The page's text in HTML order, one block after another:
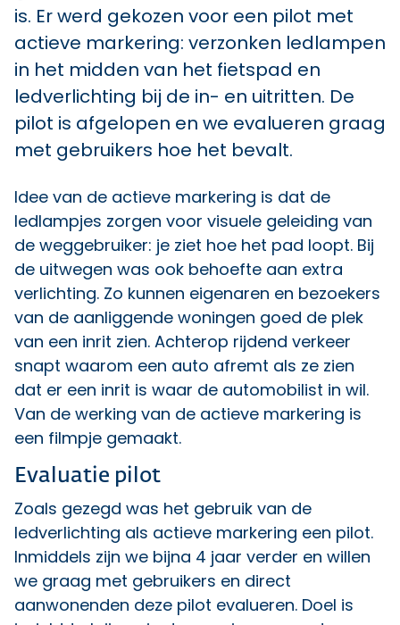
is. Er werd gekozen voor een pilot met
actieve markering: verzonken ledlampen
in het midden van het fietspad en
ledverlichting bij de in- en uitritten. De
pilot is afgelopen en we evalueren graag
met gebruikers hoe het bevalt.
Idee van de actieve markering is dat de
ledlampjes zorgen voor visuele geleiding van
de weggebruiker: je ziet hoe het pad loopt. Bij
de uitwegen was ook behoefte aan extra
verlichting. Zo kunnen eigenaren en bezoekers
van de aanliggende woningen goed de plek
van een inrit zien. Achterop rijdend verkeer
snapt waarom een auto afremt als ze zien
dat er een inrit is waar de automobilist in wil.
Van de werking van de actieve markering is
een filmpje gemaakt.
Evaluatie pilot
Zoals gezegd was het gebruik van de
ledverlichting als actieve markering een pilot.
Inmiddels zijn we bijna 4 jaar verder en willen
we graag met gebruikers en direct
aanwonenden deze pilot evalueren. Doel is